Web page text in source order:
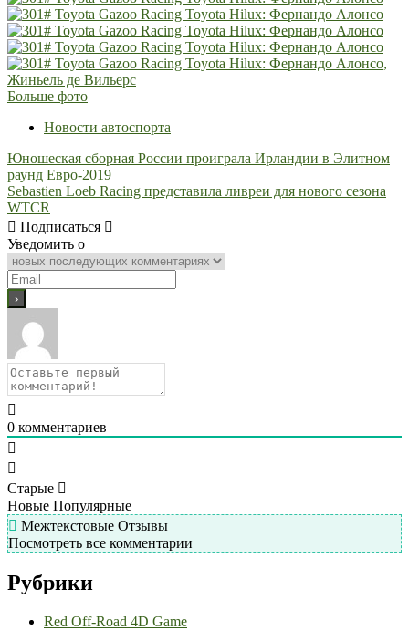
Больше фото
Новости автоспорта
Навигация
по
записям
Юношеская сборная России проиграла Ирландии в Элитном
раунд Евро-2019
Sebastien Loeb Racing представила ливреи для нового сезона
WTCR
Подписаться
Уведомить о
0 комментариев
Старые
Новые Популярные
Межтекстовые Отзывы
Посмотреть все комментарии
Рубрики
Red Off-Road 4D Game